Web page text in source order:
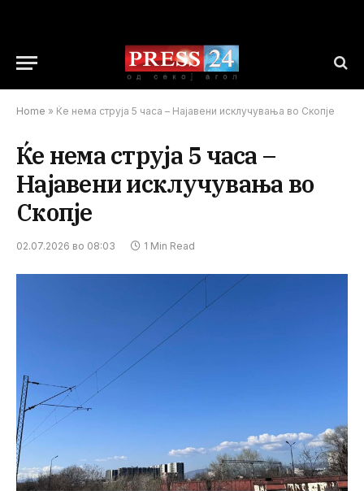
Home » Ќе нема струја 5 часа – Најавени исклучувања во Скопје
Ќе нема струја 5 часа –
Најавени исклучувања во
Скопје
02.07.2026 во 08:03 1 Min Read